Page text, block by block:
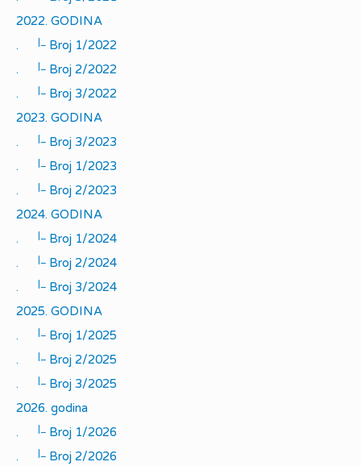
2022. GODINA
.
|_
Broj 1/2022
.
|_
Broj 2/2022
.
|_
Broj 3/2022
2023. GODINA
.
|_
Broj 3/2023
.
|_
Broj 1/2023
.
|_
Broj 2/2023
2024. GODINA
.
|_
Broj 1/2024
.
|_
Broj 2/2024
.
|_
Broj 3/2024
2025. GODINA
.
|_
Broj 1/2025
.
|_
Broj 2/2025
.
|_
Broj 3/2025
2026. godina
.
|_
Broj 1/2026
.
|_ Broj 2/2026